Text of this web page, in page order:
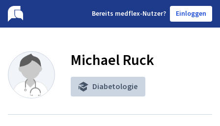
Bereits medflex-Nutzer? Einloggen
Michael Ruck
Diabetologie